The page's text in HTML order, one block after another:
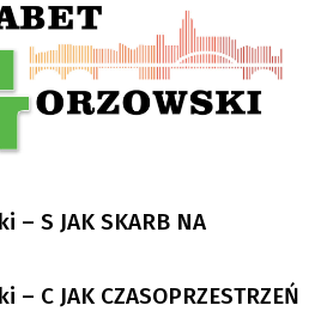
S JAK SKARB NA
C JAK CZASOPRZESTRZEŃ